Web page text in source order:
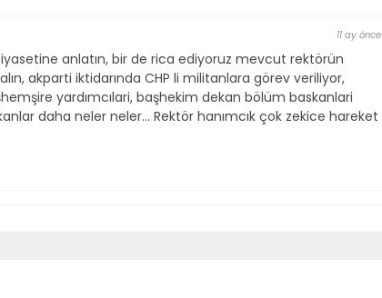
11 ay önce
anlatın, bir de rica ediyoruz mevcut rektörün
akparti iktidarında CHP li militanlara görev veriliyor,
yardımcılari, başhekim dekan bölüm baskanlari
daha neler neler... Rektör hanımcık çok zekice hareket